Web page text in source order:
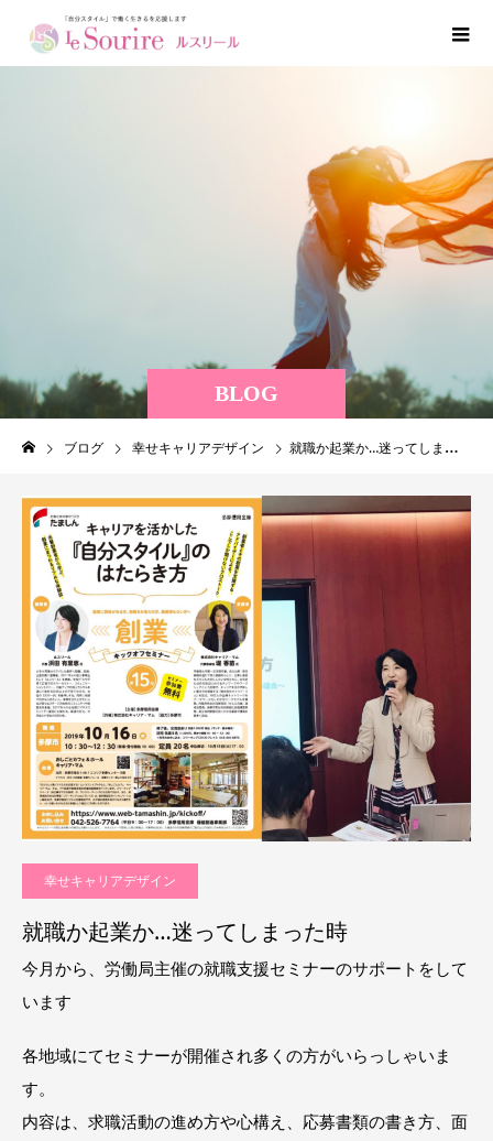
BLOG
ブログ 幸せキャリアデザイン 就職か起業か…迷ってしまった時
幸せキャリアデザイン
就職か起業か…迷ってしまった時
今月から、労働局主催の就職支援セミナーのサポートをして
います
各地域にてセミナーが開催され多くの方がいらっしゃいま
す。
内容は、求職活動の進め方や心構え、応募書類の書き方、面